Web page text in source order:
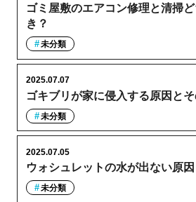
ゴミ屋敷のエアコン修理と清掃
き？
未分類
ゴキブリが家に侵入する原因と
2025.07.07
未分類
ウォシュレットの水が出ない原
2025.07.05
未分類